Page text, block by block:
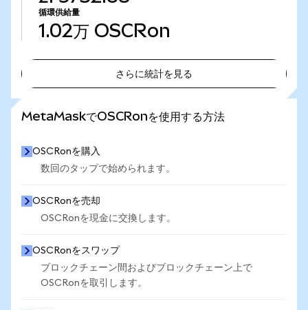
循環供給量
1.02万 OSCRon
さらに統計を見る
MetaMaskでOSCRonを使用する方法
OSCRonを購入
数回のタップで始められます。
OSCRonを売却
OSCRonを現金に交換します。
OSCRonをスワップ
ブロックチェーン間およびブロックチェーン上で
OSCRonを取引します。